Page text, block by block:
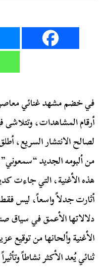
في خضم مشهد غنائي
أرقام المشاهدات، وتتلاشى
لصالح الانتشار السريع،
من ألبومه الجديد
هذه الأغنية، التي جاءت
أثارت جدلاً واسعاً، ليس
دلالاتها الأعمق في سياق
الأغنية وألحانها من توقيع
ثنائي يُعد الأكثر نشاطاً